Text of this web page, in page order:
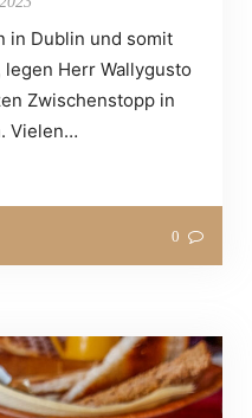
in Dublin und somit
Herr Wallygusto
Zwischenstopp in
Vielen…
0